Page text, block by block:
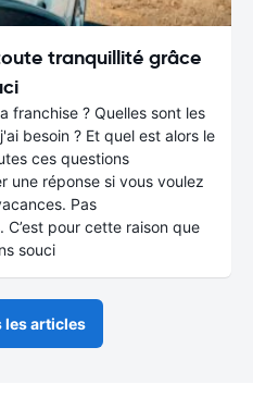
tranquillité grâce
franchise ? Quelles sont les
besoin ? Et quel est alors le
ces questions
une réponse si vous voulez
Pas
C’est pour cette raison que
souci
les articles